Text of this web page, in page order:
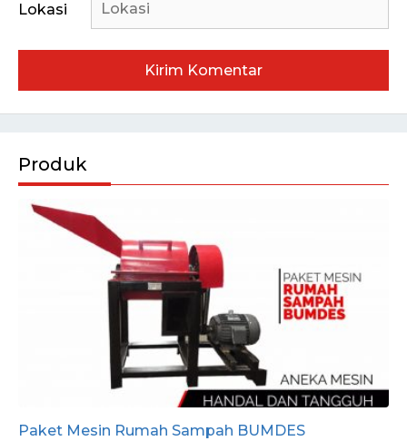
Lokasi
Produk
Paket Mesin Rumah Sampah BUMDES